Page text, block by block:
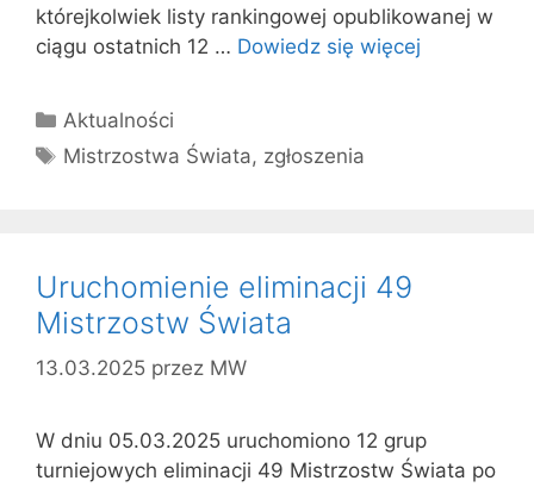
którejkolwiek listy rankingowej opublikowanej w
ciągu ostatnich 12 … Dowiedz się więcej
Kategorie
Aktualności
Tagi
Mistrzostwa Świata, zgłoszenia
Uruchomienie eliminacji 49
Mistrzostw Świata
13.03.2025 przez MW
W dniu 05.03.2025 uruchomiono 12 grup
turniejowych eliminacji 49 Mistrzostw Świata po